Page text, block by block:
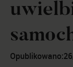
Opublikowano: